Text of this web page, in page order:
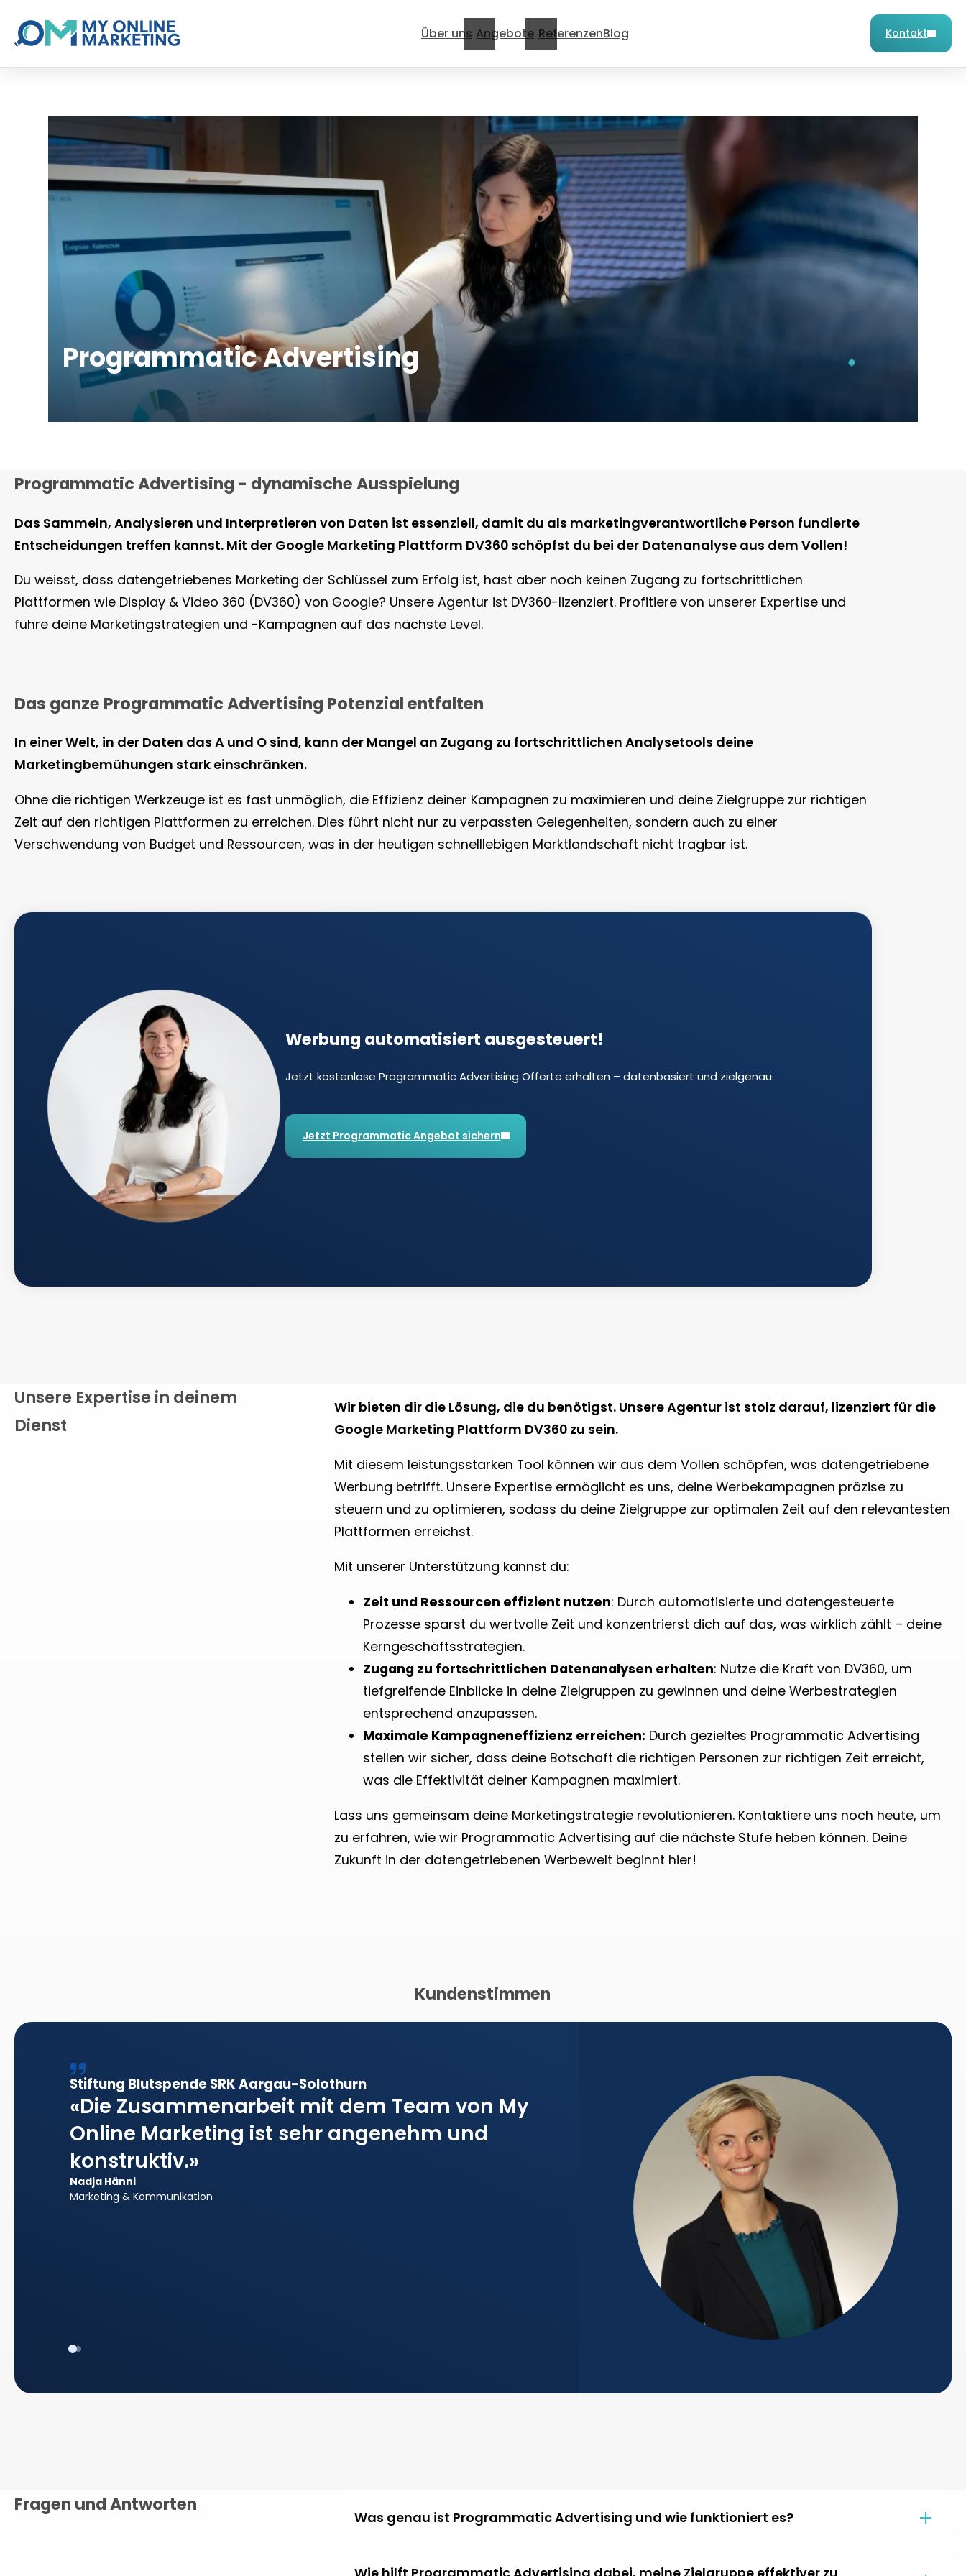
Über uns Angebote ReferenzenBlog Kontakt
Programmatic Advertising Scrollen
Programmatic Advertising - dynamische Ausspielung
Das Sammeln, Analysieren und Interpretieren von Daten ist essenziell, damit du als marketingverantwortliche Person fundierte
Entscheidungen treffen kannst. Mit der Google Marketing Plattform DV360 schöpfst du bei der Datenanalyse aus dem Vollen!
Du weisst, dass datengetriebenes Marketing der Schlüssel zum Erfolg ist, hast aber noch keinen Zugang zu fortschrittlichen
Plattformen wie Display & Video 360 (DV360) von Google? Unsere Agentur ist DV360-lizenziert. Profitiere von unserer Expertise und
führe deine Marketingstrategien und -Kampagnen auf das nächste Level.
Das ganze Programmatic Advertising Potenzial entfalten
In einer Welt, in der Daten das A und O sind, kann der Mangel an Zugang zu fortschrittlichen Analysetools deine
Marketingbemühungen stark einschränken.
Ohne die richtigen Werkzeuge ist es fast unmöglich, die Effizienz deiner Kampagnen zu maximieren und deine Zielgruppe zur richtigen
Zeit auf den richtigen Plattformen zu erreichen. Dies führt nicht nur zu verpassten Gelegenheiten, sondern auch zu einer
Verschwendung von Budget und Ressourcen, was in der heutigen schnelllebigen Marktlandschaft nicht tragbar ist.
Werbung automatisiert ausgesteuert!
Jetzt kostenlose Programmatic Advertising Offerte erhalten – datenbasiert und zielgenau.
Jetzt Programmatic Angebot sichern
Unsere Expertise in deinem
Dienst
Wir bieten dir die Lösung, die du benötigst. Unsere Agentur ist stolz darauf, lizenziert für die
Google Marketing Plattform DV360 zu sein.
Mit diesem leistungsstarken Tool können wir aus dem Vollen schöpfen, was datengetriebene
Werbung betrifft. Unsere Expertise ermöglicht es uns, deine Werbekampagnen präzise zu
steuern und zu optimieren, sodass du deine Zielgruppe zur optimalen Zeit auf den relevantesten
Plattformen erreichst.
Mit unserer Unterstützung kannst du:
Zeit und Ressourcen effizient nutzen: Durch automatisierte und datengesteuerte
Prozesse sparst du wertvolle Zeit und konzentrierst dich auf das, was wirklich zählt – deine
Kerngeschäftsstrategien.
Zugang zu fortschrittlichen Datenanalysen erhalten: Nutze die Kraft von DV360, um
tiefgreifende Einblicke in deine Zielgruppen zu gewinnen und deine Werbestrategien
entsprechend anzupassen.
Maximale Kampagneneffizienz erreichen: Durch gezieltes Programmatic Advertising
stellen wir sicher, dass deine Botschaft die richtigen Personen zur richtigen Zeit erreicht,
was die Effektivität deiner Kampagnen maximiert.
Lass uns gemeinsam deine Marketingstrategie revolutionieren. Kontaktiere uns noch heute, um
zu erfahren, wie wir Programmatic Advertising auf die nächste Stufe heben können. Deine
Zukunft in der datengetriebenen Werbewelt beginnt hier!
Kundenstimmen
Stiftung Blutspende SRK Aargau-Solothurn
«Die Zusammenarbeit mit dem Team von My
Online Marketing ist sehr angenehm und
konstruktiv.»
Nadja Hänni
Marketing & Kommunikation
Fragen und Antworten
Was genau ist Programmatic Advertising und wie funktioniert es?